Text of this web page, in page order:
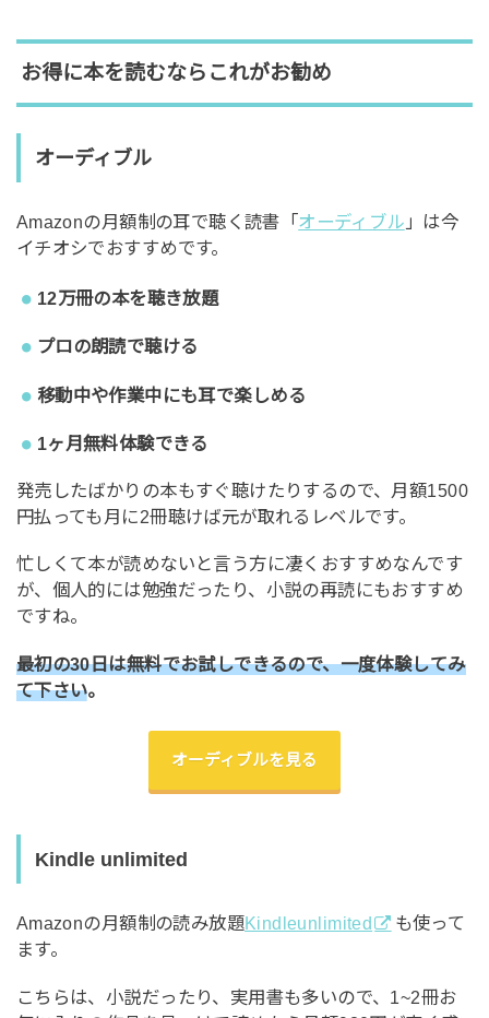
お得に本を読むならこれがお勧め
オーディブル
Amazonの月額制の耳で聴く読書「オーディブル 」は今
イチオシでおすすめです。
12万冊の本を聴き放題
プロの朗読で聴ける
移動中や作業中にも耳で楽しめる
1ヶ月無料体験できる
発売したばかりの本もすぐ聴けたりするので、月額1500
円払っても月に2冊聴けば元が取れるレベルです。
忙しくて本が読めないと言う方に凄くおすすめなんです
が、個人的には勉強だったり、小説の再読にもおすすめ
ですね。
最初の30日は無料でお試しできるので、一度体験してみ
て下さい。
オーディブルを見る
Kindle unlimited
Amazonの月額制の読み放題Kindleunlimited
も使って
ます。
こちらは、小説だったり、実用書も多いので、1~2冊お